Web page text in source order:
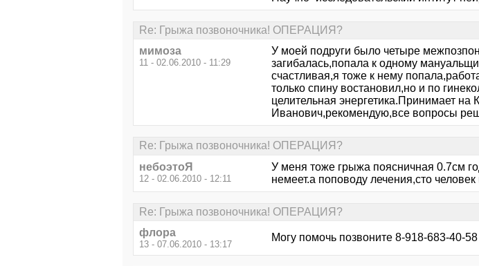
Re: Грыжа позвоночника! ОПЕРАЦИЯ?
мимоза
11 - 02.06.2010 - 11:29
У моей подруги было четыре
загибалась,попала к одному
счастливая,я тоже к нему
только спину востановил,но и по
целительная энергетика.Принимает
Иванович,рекомендую,все вопросы
Re: Грыжа позвоночника! ОПЕРАЦИЯ?
небоэтоЯ
12 - 02.06.2010 - 12:11
У меня тоже грыжа поясничная 0.7см
немеет.а поповоду лечения,сто
Re: Грыжа позвоночника! ОПЕРАЦИЯ?
флора
13 - 07.06.2010 - 13:17
Могу помочь позвоните 8-918-683-40-58